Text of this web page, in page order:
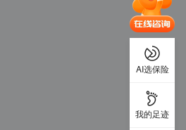
AI选保险
我的足迹